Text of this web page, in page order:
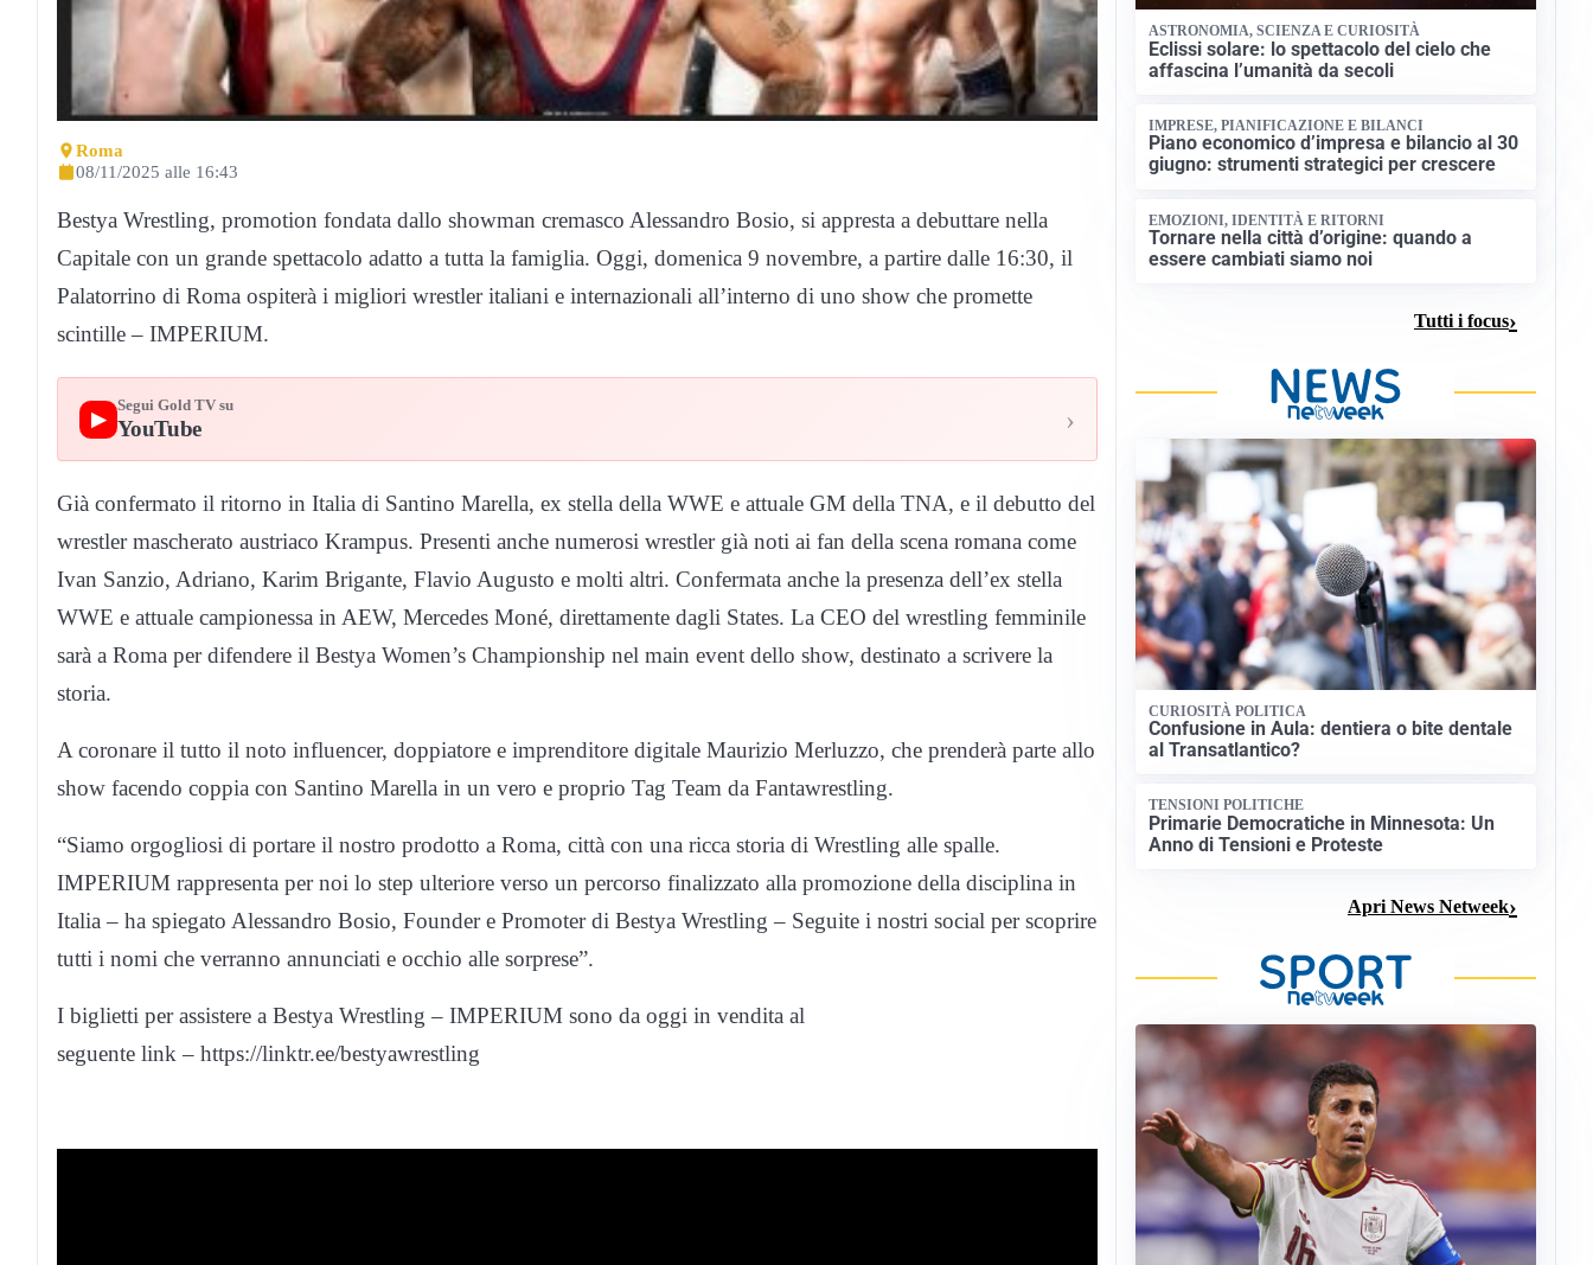
Roma
08/11/2025 alle 16:43
Bestya Wrestling, promotion fondata dallo showman cremasco Alessandro Bosio, si appresta a debuttare nella
Capitale con un grande spettacolo adatto a tutta la famiglia. Oggi, domenica 9 novembre, a partire dalle 16:30, il
Palatorrino di Roma ospiterà i migliori wrestler italiani e internazionali all’interno di uno show che promette
scintille – IMPERIUM.
▶
Segui Gold TV su
YouTube ›
Già confermato il ritorno in Italia di Santino Marella, ex stella della WWE e attuale GM della TNA, e il debutto del
wrestler mascherato austriaco Krampus. Presenti anche numerosi wrestler già noti ai fan della scena romana come
Ivan Sanzio, Adriano, Karim Brigante, Flavio Augusto e molti altri. Confermata anche la presenza dell’ex stella
WWE e attuale campionessa in AEW, Mercedes Moné, direttamente dagli States. La CEO del wrestling femminile
sarà a Roma per difendere il Bestya Women’s Championship nel main event dello show, destinato a scrivere la
storia.
A coronare il tutto il noto influencer, doppiatore e imprenditore digitale Maurizio Merluzzo, che prenderà parte allo
show facendo coppia con Santino Marella in un vero e proprio Tag Team da Fantawrestling.
“Siamo orgogliosi di portare il nostro prodotto a Roma, città con una ricca storia di Wrestling alle spalle.
IMPERIUM rappresenta per noi lo step ulteriore verso un percorso finalizzato alla promozione della disciplina in
Italia – ha spiegato Alessandro Bosio, Founder e Promoter di Bestya Wrestling – Seguite i nostri social per scoprire
tutti i nomi che verranno annunciati e occhio alle sorprese”.
I biglietti per assistere a Bestya Wrestling – IMPERIUM sono da oggi in vendita al
seguente link – https://linktr.ee/bestyawrestling
ASTRONOMIA, SCIENZA E CURIOSITÀ
Eclissi solare: lo spettacolo del cielo che
affascina l’umanità da secoli
IMPRESE, PIANIFICAZIONE E BILANCI
Piano economico d’impresa e bilancio al 30
giugno: strumenti strategici per crescere
EMOZIONI, IDENTITÀ E RITORNI
Tornare nella città d’origine: quando a
essere cambiati siamo noi
Tutti i focus
CURIOSITÀ POLITICA
Confusione in Aula: dentiera o bite dentale
al Transatlantico?
TENSIONI POLITICHE
Primarie Democratiche in Minnesota: Un
Anno di Tensioni e Proteste
Apri News Netweek